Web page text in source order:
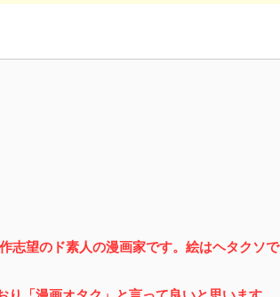
志望のド素人の漫画家です。絵はヘタクソで